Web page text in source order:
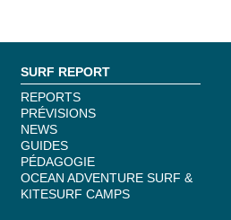
SURF REPORT
REPORTS
PRÉVISIONS
NEWS
GUIDES
PÉDAGOGIE
OCEAN ADVENTURE SURF &
KITESURF CAMPS